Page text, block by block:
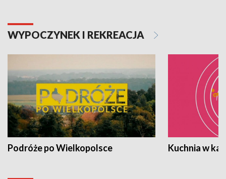
WYPOCZYNEK I REKREACJA
Podróże po Wielkopolsce Kuchnia w